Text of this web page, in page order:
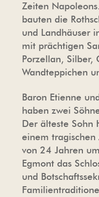
Zeiten
bauten die
und Landhäuser
mit prächtigen
Porzellan, Silber,
Wandteppichen
Baron Etienne
haben zwei
Der älteste Sohn
einem
von 24 Jahren
Egmont das
und